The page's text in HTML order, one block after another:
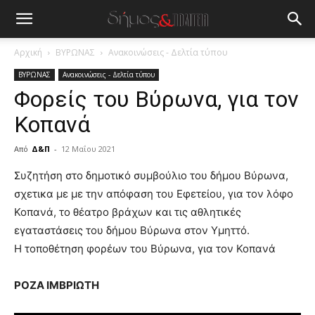
Αρχική ΒΥΡΩΝΑΣ Ανακοινώσεις - Δελτία τύπου
ΒΥΡΩΝΑΣ Ανακοινώσεις - Δελτία τύπου
Φορείς του Βύρωνα, για τον
Κοπανά
Από Δ&Π - 12 Μαΐου 2021
blonde
lesbians
very
hot
cam
show.desi
lyons
Συζητήση στο δημοτικό συμβούλιο του δήμου Βύρωνα,
σχετικα με με την απόφαση του Εφετείου, για τον λόφο
Κοπανά, το θέατρο βράχων και τις αθλητικές
εγαταστάσεις του δήμου Βύρωνα στον Υμηττό.
Η τοποθέτηση φορέων του Βύρωνα, για τον Κοπανά
ΡΟΖΑ ΙΜΒΡΙΩΤΗ